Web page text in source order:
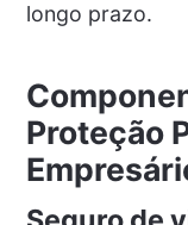
longo prazo.
Proteção